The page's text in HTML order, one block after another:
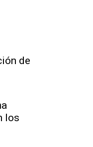
de
los